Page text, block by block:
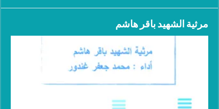
مرثية الشهيد باقر هاشم